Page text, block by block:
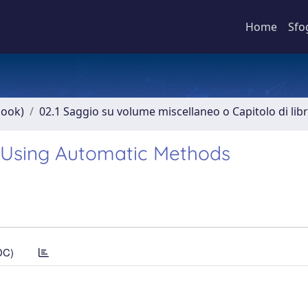
Home
02.1 Saggio su volume miscellaneo o Capitolo di
Automatic Methods